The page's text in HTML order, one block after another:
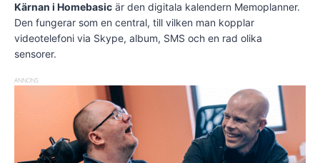
Kärnan i Homebasic är den digitala kalendern Memoplanner.
Den fungerar som en central, till vilken man kopplar
videotelefoni via Skype, album, SMS och en rad olika
sensorer.
ANNONS